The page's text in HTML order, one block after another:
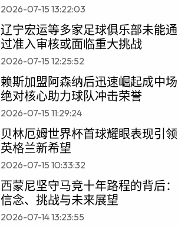
2026-07-15 13:22:03
辽宁宏运等多家足球俱乐部未能通
过准入审核或面临重大挑战
2026-07-15 12:25:52
赖斯加盟阿森纳后迅速崛起成中场
绝对核心助力球队冲击荣誉
2026-07-15 11:29:24
贝林厄姆世界杯首球耀眼表现引领
英格兰新希望
2026-07-15 10:33:32
西蒙尼坚守马竞十年路程的背后：
信念、挑战与未来展望
2026-07-14 13:23:55